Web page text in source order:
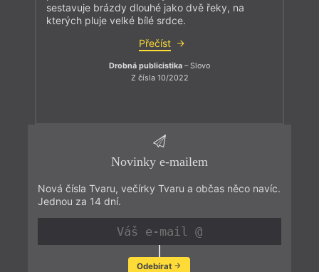
sestavuje brázdy dlouhé jako dvě řeky, na
kterých pluje velké bílé srdce.
Přečíst
Drobná publicistika – Slovo
Z čísla 10/2022
Novinky e-mailem
Nová čísla Tvaru, večírky Tvaru a občas něco navíc.
Jednou za 14 dní.
Odebírat